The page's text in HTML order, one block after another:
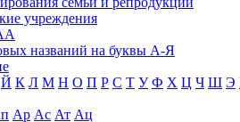
учреждения
названий на буквы А-Я
Й К Л М Н О П Р С Т У Ф Х Ц Ч Ш Э
Ар Ас Ат Ац